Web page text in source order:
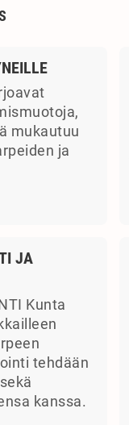
mukautuu
ja
JA
Kunta
tehdään
kanssa.